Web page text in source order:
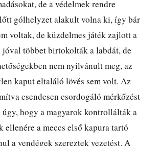
de a védelmek rendre
gólhelyzet alakult volna ki, így bár
voltak, de küzdelmes játék zajlott a
többet birtokolták a labdát, de
nem nyilvánult meg, az
kaput eltaláló lövés sem volt. Az
csendesen csordogáló mérkőzést
hogy a magyarok kontrollálták a
ellenére a meccs első kapura tartó
a vendégek szereztek vezetést. A